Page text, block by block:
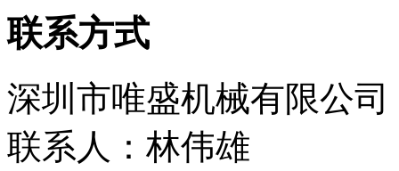
联系方式
深圳市唯盛机械有限公司
联系人：林伟雄